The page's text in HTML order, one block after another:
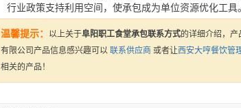
行业政策支持利用空间，使承包成为单位资源优化工具
温馨提示： 以上关于阜阳职工食堂承包联系方式的详细介绍，
有限公司产品信息感兴趣可以 联系供应商 或者让西安大哼餐饮管
相关的产品！